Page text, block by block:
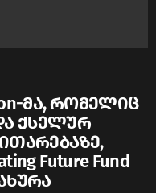
მა, რომელიც
ქსელურ
Future Fund